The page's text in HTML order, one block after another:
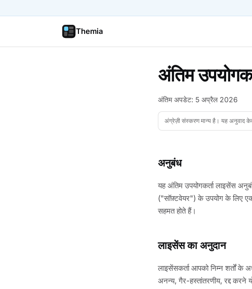
Themia
अंतिम
अंतिम अपडेट: 5 अप्रैल 2026
अंग्रेज़ी संस्करण मान्य है। यह अनुवाद
अनुबंध
यह अंतिम उपयोगकर्ता लाइसेंस
("सॉफ़्टवेयर") के उपयोग के लिए
सहमत होते हैं।
लाइसेंस का अनुदान
लाइसेंसकर्ता आपको निम्न शर्तों
अनन्य, गैर-हस्तांतरणीय, रद्द करने